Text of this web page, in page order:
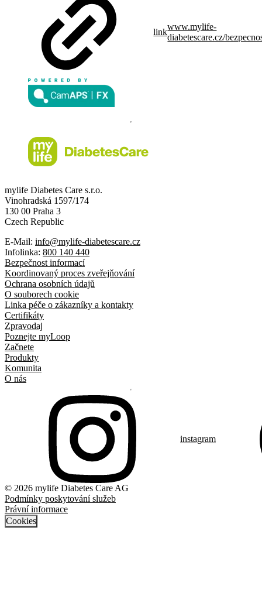
link
www.mylife-
diabetescare.cz/
mylife Diabetes Care s.r.o.
Vinohradská 1597/174
130 00 Praha 3
Czech Republic
E-Mail: info@mylife-diabetescare.cz
Infolinka: 800 140 440
Bezpečnost informací
Koordinovaný proces zveřejňování
Ochrana osobních údajů
O souborech cookie
Linka péče o zákazníky a kontakty
Certifikáty
Zpravodaj
Poznejte myLoop
Začnete
Produkty
Komunita
O nás
instagram
© 2026 mylife Diabetes Care AG
Podmínky poskytování služeb
Právní informace
Cookies